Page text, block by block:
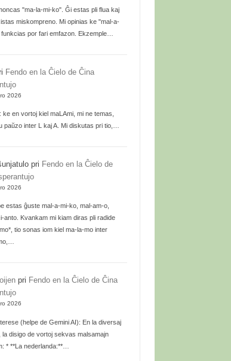
"ma-la-mi-ko". Ĝi estas pli flua kaj
miskompreno. Mi opinias ke "mal-a-
por fari emfazon. Ekzemple…
Fendo en la Ĉielo de Ĉina
2026
ke en vortoj kiel maLAmi, mi ne temas,
paŭzo inter L kaj A. Mi diskutas pri tio,…
pri Fendo en la Ĉielo de
2026
estas ĝuste mal-a-mi-ko, mal-am-o,
anto. Kvankam mi kiam diras pli radide
tio sonas iom kiel ma-la-mo inter
pri Fendo en la Ĉielo de Ĉina
2026
(helpe de Gemini AI): En la diversaj
la disigo de vortoj sekvas malsamajn
* **La nederlanda:**…